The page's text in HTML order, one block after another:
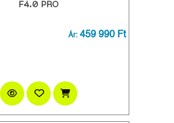
F4.0 PRO
Ár: 459 990 Ft